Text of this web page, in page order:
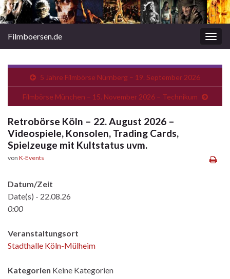
Filmboersen.de
5 Jahre Filmbörse Nürnberg – 19. September 2026
Filmbörse München – 15. November 2026 – Technikum
Retrobörse Köln – 22. August 2026 –
Videospiele, Konsolen, Trading Cards,
Spielzeuge mit Kultstatus uvm.
von K-Events
Datum/Zeit
Date(s) - 22.08.26
0:00
Veranstaltungsort
Stadthalle Köln-Mülheim
Kategorien Keine Kategorien